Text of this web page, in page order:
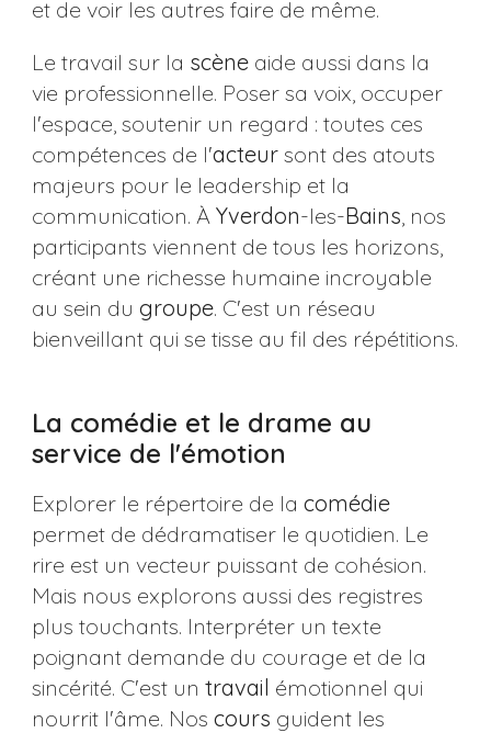
et de voir les autres faire de même.
Le travail sur la scèneaide aussi dans la
vie professionnelle. Poser sa voix, occuper
l'espace, soutenir un regard : toutes ces
compétences de l'acteursont des atouts
majeurs pour le leadership et la
communication. À Yverdon-les-Bains , nos
participants viennent de tous les horizons,
créant une richesse humaine incroyable
au sein du groupe. C'est un réseau
bienveillant qui se tisse au fil des répétitions.
La comédie et le drame au
service de l'émotion
Explorer le répertoire de la comédie
permet de dédramatiser le quotidien. Le
rire est un vecteur puissant de cohésion.
Mais nous explorons aussi des registres
plus touchants. Interpréter un texte
poignant demande du courage et de la
sincérité. C'est un travail émotionnel qui
nourrit l'âme. Nos cours guident les